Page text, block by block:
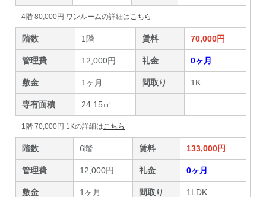
4階 80,000円 ワンルームの詳細は こちら
階数 1階 賃料 70,000円
管理費 12,000円 礼金 0ヶ月
敷金 1ヶ月 間取り 1K
専有面積 24.15㎡
1階 70,000円 1Kの詳細は こちら
階数 6階 賃料 133,000円
管理費 12,000円 礼金 0ヶ月
敷金 1ヶ月 間取り 1LDK